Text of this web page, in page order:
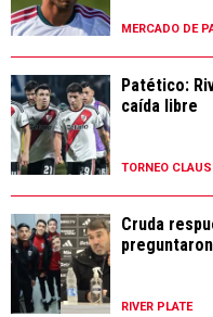
MERCADO DE
Patético:
caída libre
TORNEO
Cruda
RIVER PLATE